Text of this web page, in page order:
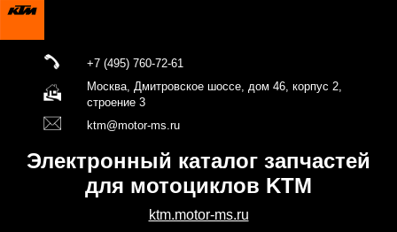
+7 (495) 760-72-61
Москва, Дмитровское шоссе, дом 46, корпус 2,
строение 3
ktm@motor-ms.ru
Электронный каталог запчастей
для мотоциклов KTM
ktm.motor-ms.ru